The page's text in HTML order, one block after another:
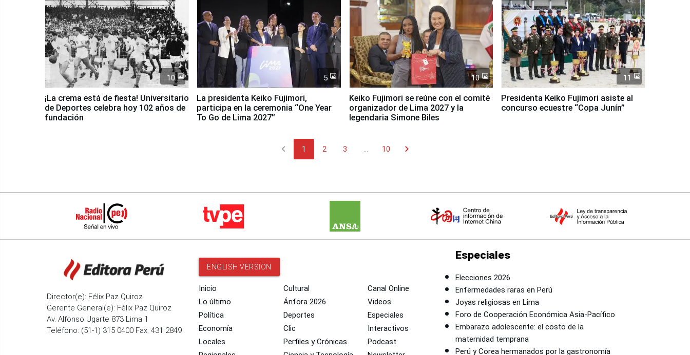
10
¡La crema está de fiesta! Universitario
de Deportes celebra hoy 102 años de
fundación
5
La presidenta Keiko Fujimori,
participa en la ceremonia “One Year
To Go de Lima 2027”
10
Keiko Fujimori se reúne con el comité
organizador de Lima 2027 y la
legendaria Simone Biles
11
Presidenta Keiko Fujimori asiste al
concurso ecuestre “Copa Junín”
chevron_left 1 2 3 ... 10 chevron_right
Director(e): Félix Paz Quiroz
Gerente General(e): Félix Paz Quiroz
Av. Alfonso Ugarte 873 Lima 1
Teléfono: (51-1) 315 0400 Fax: 431 2849
ENGLISH VERSION
Inicio
Lo último
Política
Economía
Locales
Cultural
Ánfora 2026
Deportes
Clic
Perfiles y Crónicas
Canal Online
Videos
Especiales
Interactivos
Podcast
Especiales
Elecciones 2026
Enfermedades raras en Perú
Joyas religiosas en Lima
Foro de Cooperación Económica Asia-Pacífico
Embarazo adolescente: el costo de la
maternidad temprana
Perú y Corea hermanados por la gastronomía